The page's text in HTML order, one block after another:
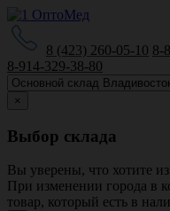
8 (423) 260-05-10 8-
8-914-329-38-80
×
Выбор склада
Вы уверены, что хотите
При изменении города в
товар, который есть в